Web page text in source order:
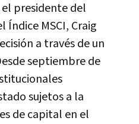
presidente del
Índice MSCI, Craig
a través de un
septiembre de
sujetos a la
de capital en el